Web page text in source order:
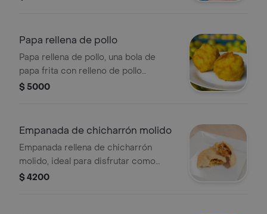
Papa rellena de pollo
Papa rellena de pollo, una bola de
papa frita con relleno de pollo
sazonado.
$ 5000
Empanada de chicharrón molido
Empanada rellena de chicharrón
molido, ideal para disfrutar como
entrada.
$ 4200